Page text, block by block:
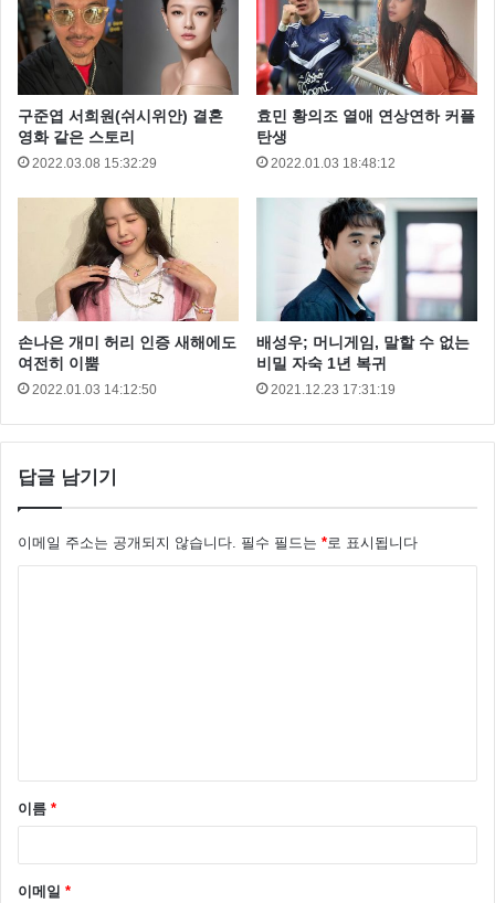
구준엽 서희원(쉬시위안) 결혼
영화 같은 스토리
2022.03.08 15:32:29
효민 황의조 열애 연상연하 커플
탄생
2022.01.03 18:48:12
손나은 개미 허리 인증 새해에도
여전히 이뿜
2022.01.03 14:12:50
배성우; 머니게임, 말할 수 없는
비밀 자숙 1년 복귀
2021.12.23 17:31:19
답글 남기기
이메일 주소는 공개되지 않습니다. 필수 필드는 *로 표시됩니다
이름 *
이메일 *